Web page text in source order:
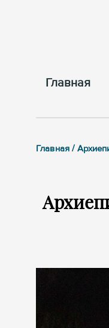
Главная
Главная /